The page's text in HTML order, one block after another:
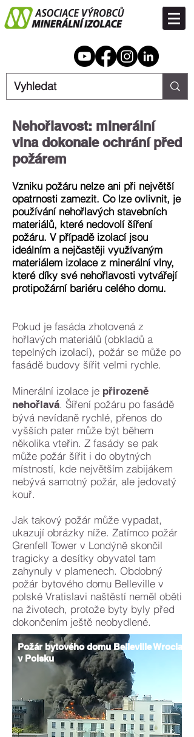
Nehořlavost: minerální
vlna dokonale ochrání před
požárem
Vzniku požáru nelze ani při největší
opatrnosti zamezit. Co lze ovlivnit, je
používání nehořlavých stavebních
materiálů, které nedovolí šíření
požáru. V případě izolací jsou
ideálním a nejčastěji využívaným
materiálem izolace z minerální vlny,
které díky své nehořlavosti vytvářejí
protipožární bariéru celého domu.
Pokud je fasáda zhotovená z
hořlavých materiálů (obkladů a
tepelných izolací), požár se může po
fasádě budovy šířit velmi rychle.
Minerální izolace je přirozeně
nehořlavá. Šíření požáru po fasádě
bývá nevídaně rychlé, přenos do
vyšších pater může být během
několika vteřin. Z fasády se pak
může požár šířit i do obytných
místností, kde největším zabijákem
nebývá samotný požár, ale jedovatý
kouř.
Jak takový požár může vypadat,
ukazují obrázky níže. Zatímco požár
Grenfell Tower v Londýně skončil
tragicky a desítky obyvatel tam
zahynuly v plamenech. Obdobný
požár bytového domu Belleville v
polské Vratislavi naštěstí neměl oběti
na životech, protože byty byly před
dokončením ještě neobydlené.
Požár bytového domu Belleville Wroclav
v Polsku